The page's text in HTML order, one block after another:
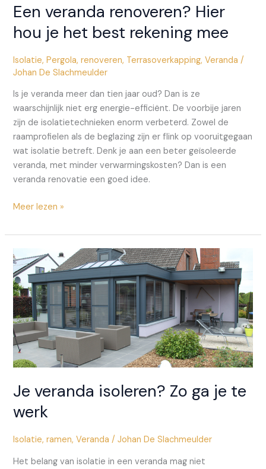
Een veranda renoveren? Hier
hou je het best rekening mee
Isolatie,Pergola,renoveren, Terrasoverkapping,Veranda /
Johan De Slachmeulder
Is je veranda meer dan tien jaar oud? Dan is ze
waarschijnlijk niet erg energie-efficiënt. De voorbije jaren
zijn de isolatietechnieken enorm verbeterd. Zowel de
raamprofielen als de beglazing zijn er flink op vooruitgegaan
wat isolatie betreft. Denk je aan een beter geïsoleerde
veranda, met minder verwarmingskosten? Dan is een
veranda renovatie een goed idee.
Een
renoveren?
Hier
hou
je
het
best
rekening
mee
Meer lezen »
Je veranda isoleren? Zo ga je te
werk
Isolatie,ramen,Veranda /Johan De Slachmeulder
Het belang van isolatie in een veranda mag niet